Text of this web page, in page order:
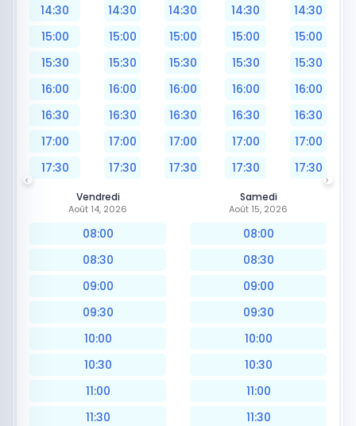
14:30
15:00
15:30
16:00
16:30
17:00
17:30
14:30
15:00
15:30
16:00
16:30
17:00
17:30
14:30
15:00
15:30
16:00
16:30
17:00
17:30
14:30
15:00
15:30
16:00
16:30
17:00
17:30
14:30
15:00
15:30
16:00
16:30
17:00
17:30
Vendredi
Août 14, 2026
08:00
08:30
09:00
09:30
10:00
10:30
11:00
11:30
Samedi
Août 15, 2026
08:00
08:30
09:00
09:30
10:00
10:30
11:00
11:30